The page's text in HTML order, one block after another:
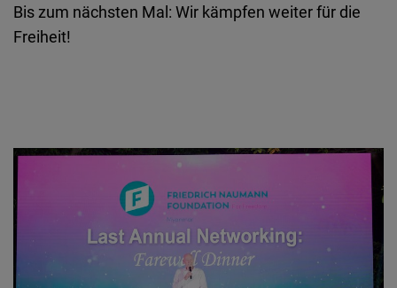
Bis zum nächsten Mal: Wir kämpfen weiter für die
Freiheit!